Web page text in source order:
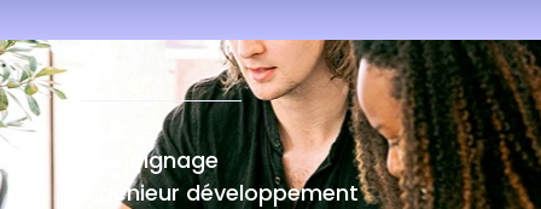
Témoignage
Ingénieur développement